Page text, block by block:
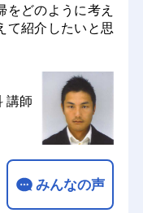
をどのように考え
て紹介したいと思
講師
みんなの声